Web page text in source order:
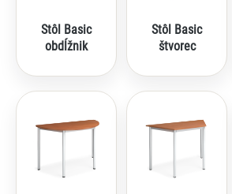
Stôl Basic
obdĺžnik
Stôl Basic
štvorec